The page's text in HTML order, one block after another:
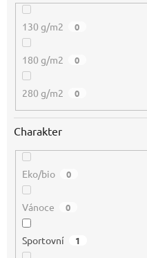
130 g/m2 0
180 g/m2 0
280 g/m2 0
Charakter
Eko/bio 0
Vánoce 0
Sportovní 1